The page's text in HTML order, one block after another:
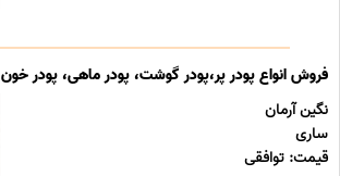
فروش انواع پودر پر،پودر گوشت، پودر ماهی، پودر خون
نگین آرمان
ساری
قیمت: توافقی